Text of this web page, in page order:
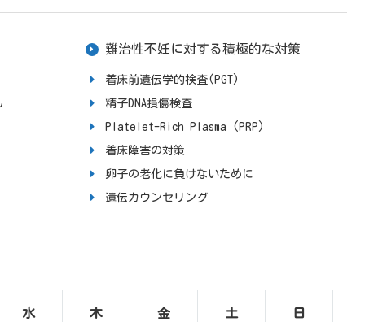
難治性不妊に対する積極的な対策
着床前遺伝学的検査(PGT)
精子DNA損傷検査
Platelet-Rich Plasma (PRP)
着床障害の対策
卵子の老化に負けないために
遺伝カウンセリング
水 木 金 土 日